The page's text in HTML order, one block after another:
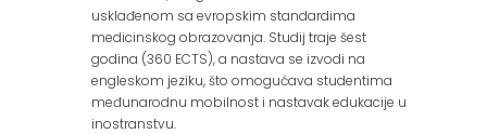
usklađenom sa evropskim standardima
medicinskog obrazovanja. Studij traje šest
godina (360 ECTS), a nastava se izvodi na
engleskom jeziku, što omogućava studentima
međunarodnu mobilnost i nastavak edukacije u
inostranstvu.